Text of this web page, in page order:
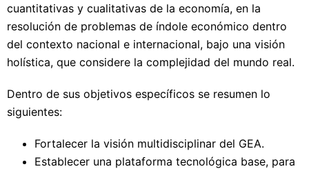
cuantitativas y cualitativas de la economía, en la
resolución de problemas de índole económico dentro
del contexto nacional e internacional, bajo una visión
holística, que considere la complejidad del mundo real.
Dentro de sus objetivos específicos se resumen lo
siguientes:
Fortalecer la visión multidisciplinar del GEA.
Establecer una plataforma tecnológica base, para